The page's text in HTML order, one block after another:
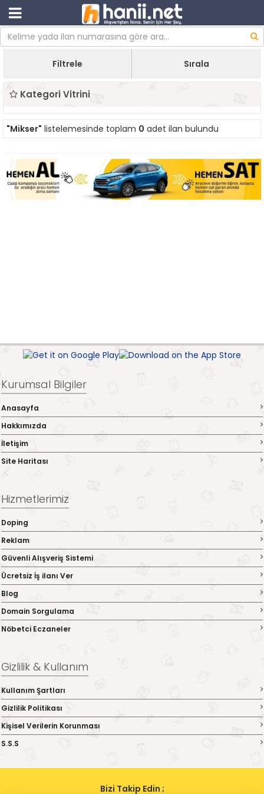
Filtrele Sırala
Kategori Vitrini
"Mikser" listelemesinde toplam 0 adet ilan bulundu
Kurumsal Bilgiler
Anasayfa
Hakkımızda
İletişim
Site Haritası
Hizmetlerimiz
Doping
Reklam
Güvenli Alışveriş Sistemi
Ücretsiz İş ilanı Ver
Blog
Domain Sorgulama
Nöbetci Eczaneler
Gizlilik & Kullanım
Kullanım Şartları
Gizlilik Politikası
Kişisel Verilerin Korunması
S.S.S
Bizi Takip Edin ;